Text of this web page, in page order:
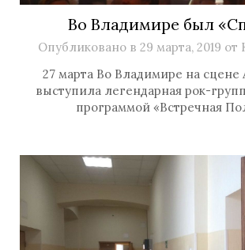
Во Владимире был
Опубликовано в 29 марта, 2019 от
27 марта Во Владимире на сцене
выступила легендарная рок-
программой «Встречная